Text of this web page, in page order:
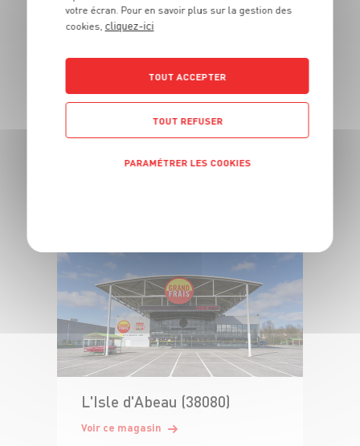
Saint-Laurent-de-Mure
L'Isle d'Abeau (38080)
Voir ce magasin
votre écran. Pour en savoir plus sur la gestion des
cookies, cliquez-ici
TOUT ACCEPTER
TOUT REFUSER
PARAMÉTRER LES COOKIES